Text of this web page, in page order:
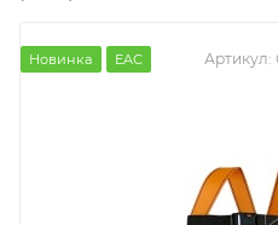
Новинка EAC Артикул: